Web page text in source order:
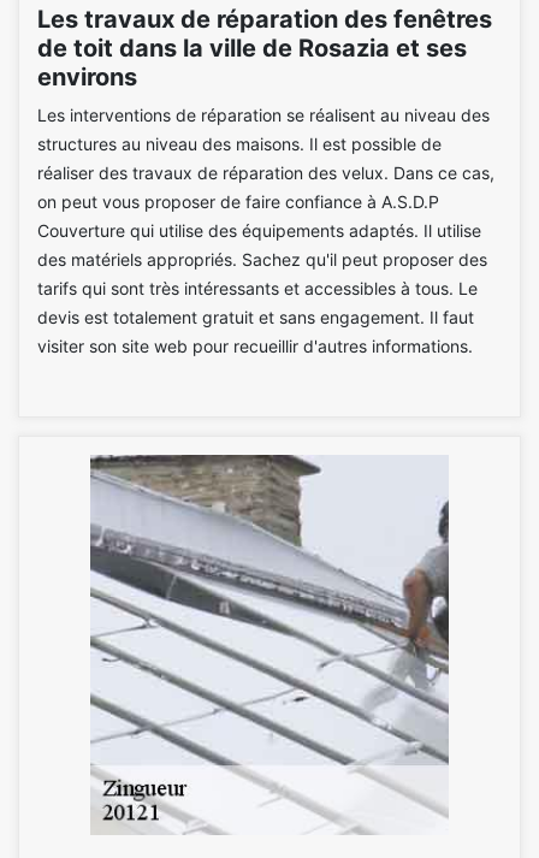
Les travaux de réparation des fenêtres
de toit dans la ville de Rosazia et ses
environs
Les interventions de réparation se réalisent au niveau des
structures au niveau des maisons. Il est possible de
réaliser des travaux de réparation des velux. Dans ce cas,
on peut vous proposer de faire confiance à A.S.D.P
Couverture qui utilise des équipements adaptés. Il utilise
des matériels appropriés. Sachez qu'il peut proposer des
tarifs qui sont très intéressants et accessibles à tous. Le
devis est totalement gratuit et sans engagement. Il faut
visiter son site web pour recueillir d'autres informations.